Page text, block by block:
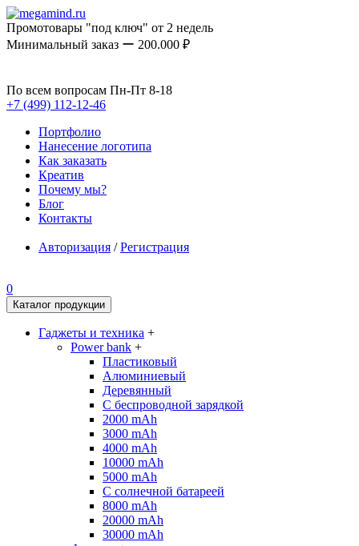
Промотовары "под ключ" от 2 недель
Минимальный заказ ー 200.000 ₽
По всем вопросам Пн-Пт 8-18
+7 (499) 112-12-46
Портфолио
Нанесение логотипа
Как заказать
Креатив
Почему мы?
Блог
Контакты
Авторизация /Регистрация
0
Каталог продукции
Гаджеты и техника +
Power bank +
Пластиковый
Алюминиевый
Деревянный
С беспроводной зарядкой
2000 mAh
3000 mAh
4000 mAh
10000 mAh
5000 mAh
С солнечной батареей
8000 mAh
20000 mAh
30000 mAh